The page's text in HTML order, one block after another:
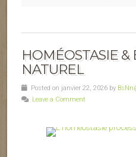
HOMÉOSTASIE &
NATUREL
Posted on janvier 22, 2026 by
Leave a Comment